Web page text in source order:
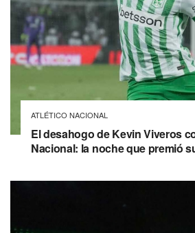
ATLÉTICO NACIONAL
El desahogo de Kevin Viveros
Nacional: la noche que premió